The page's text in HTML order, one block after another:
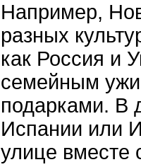
Например,
разных
как Россия и
семейным
подарками. В
Испании или
улице вместе